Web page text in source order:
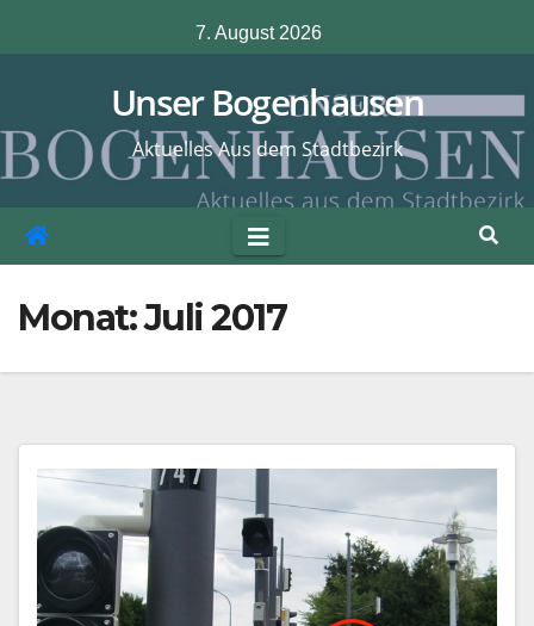
Inhalt
7. August 2026
Unser Bogenhausen
Aktuelles Aus dem Stadtbezirk
Monat:Juli 2017